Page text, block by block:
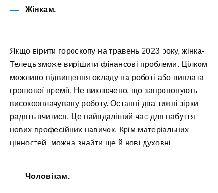
Жінкам.
Якщо вірити гороскопу на травень 2023 року, жінка-
Телець зможе вирішити фінансові проблеми. Цілком
можливо підвищення окладу на роботі або виплата
грошової премії. Не виключено, що запропонують
високооплачувану роботу. Останні два тижні зірки
радять вчитися. Це найвдаліший час для набуття
нових професійних навичок. Крім матеріальних
цінностей, можна знайти ще й нові духовні.
Чоловікам.